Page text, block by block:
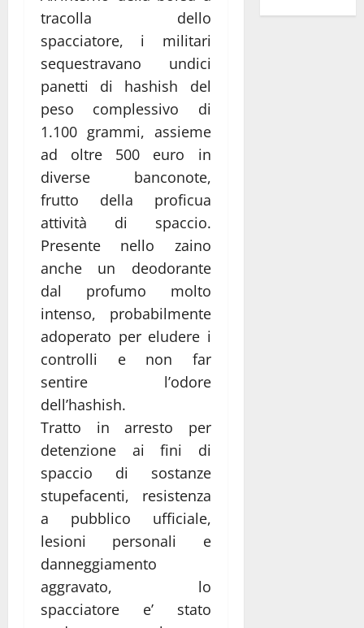
tracolla dello
spacciatore, i militari
sequestravano undici
panetti di hashish del
peso complessivo di
1.100 grammi, assieme
ad oltre 500 euro in
diverse banconote,
frutto della proficua
attività di spaccio.
Presente nello zaino
anche un deodorante
dal profumo molto
intenso, probabilmente
adoperato per eludere i
controlli e non far
sentire l’odore
dell’hashish.
Tratto in arresto per
detenzione ai fini di
spaccio di sostanze
stupefacenti, resistenza
a pubblico ufficiale,
lesioni personali e
danneggiamento
aggravato, lo
spacciatore e’ stato
euro